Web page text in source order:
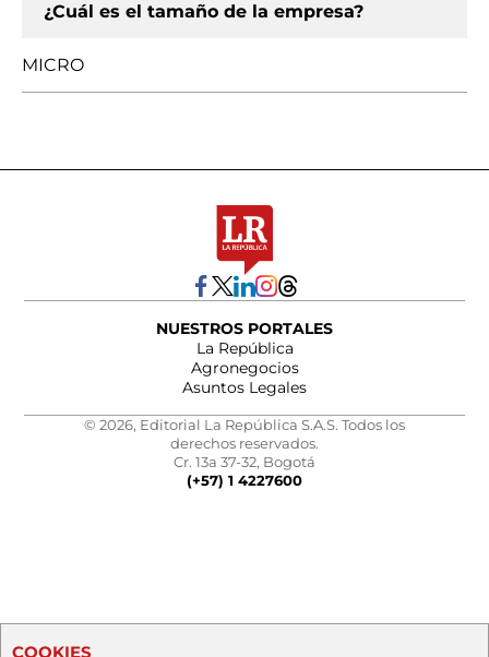
¿Cuál es el tamaño de la empresa?
MICRO
NUESTROS PORTALES
La República
Agronegocios
Asuntos Legales
© 2026, Editorial La República S.A.S. Todos los
derechos reservados.
Cr. 13a 37-32, Bogotá
(+57) 1 4227600
COOKIES